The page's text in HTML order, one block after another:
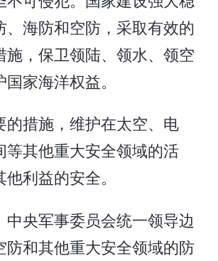
、海防和空防，采取有效的
施，保卫领陆、领水、领空
家海洋权益。
的措施，维护在太空、电
等其他重大安全领域的活
利益的安全。
央军事委员会统一领导边
防和其他重大安全领域的防